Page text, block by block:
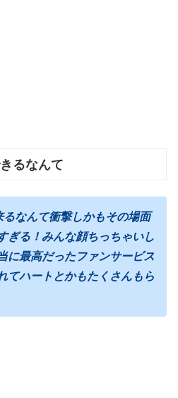
るなんて
るなんて衝撃しかもその場面
ぎる！みんな顔ちっちゃいし
に最高だったファンサービス
てハートとかもたくさんもら